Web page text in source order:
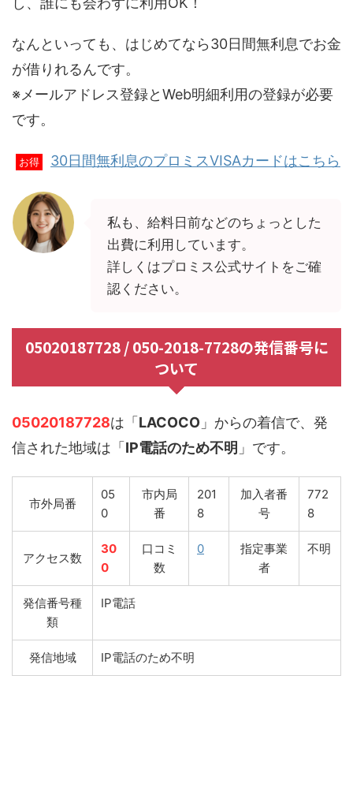
なんといっても、はじめてなら30日間無利息でお金
が借りれるんです。
※メールアドレス登録とWeb明細利用の登録が必要
です。
お得 30日間無利息のプロミスVISAカードはこちら
私も、給料日前などのちょっとした
出費に利用しています。
詳しくはプロミス公式サイトをご確
認ください。
05020187728 / 050-2018-7728の発信番号に
ついて
05020187728は「 LACOCO 」からの着信で、発
信された地域は「 IP電話のため不明 」です。
市外局番
05
0
市内局
番
201
8
加入者番
号
772
8
アクセス数
30
0
口コミ
数
0
指定事業
者
不明
発信番号種
類
IP電話
発信地域 IP電話のため不明